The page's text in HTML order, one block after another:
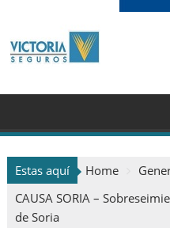
Estas aquí Home
CAUSA SORIA –
de Soria